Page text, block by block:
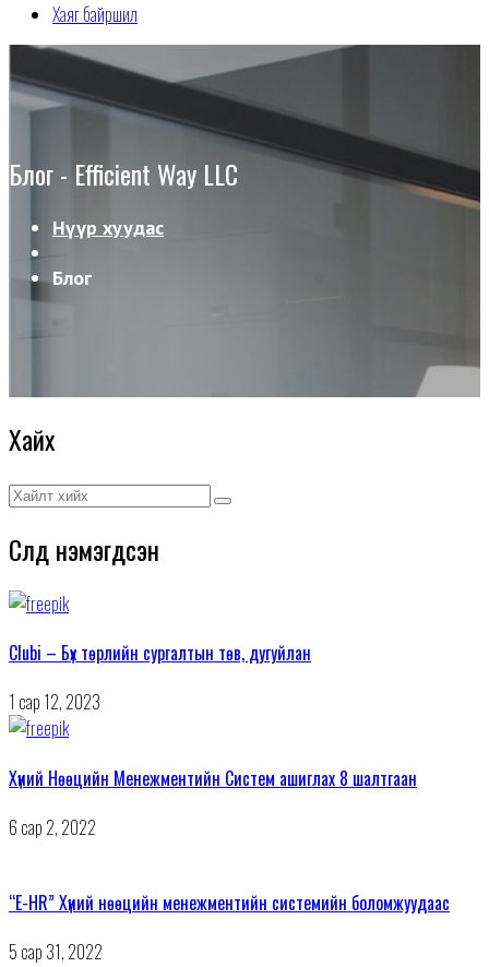
Хаяг байршил
Блог - Efficient Way LLC
Нүүр хуудас
Блог
Хайх
Сүүлд нэмэгдсэн
Clubi – Бүх төрлийн сургалтын төв, дугуйлан
1 сар 12, 2023
Хүний Нөөцийн Менежментийн Систем ашиглах 8 шалтгаан
6 сар 2, 2022
“E-HR” Хүний нөөцийн менежментийн системийн боломжуудаас
5 сар 31, 2022